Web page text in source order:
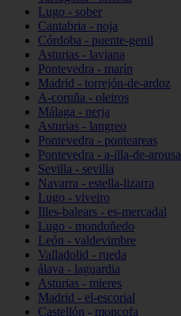
Lugo - sober
Cantabria - noja
Córdoba - puente-genil
Asturias - laviana
Pontevedra - marín
Madrid - torrejón-de-ardoz
A-coruña - oleiros
Málaga - nerja
Asturias - langreo
Pontevedra - ponteareas
Pontevedra - a-illa-de-arousa
Sevilla - sevilla
Navarra - estella-lizarra
Lugo - viveiro
Illes-balears - es-mercadal
Lugo - mondoñedo
León - valdevimbre
Valladolid - rueda
álava - laguardia
Asturias - mieres
Madrid - el-escorial
Castellón - moncofa